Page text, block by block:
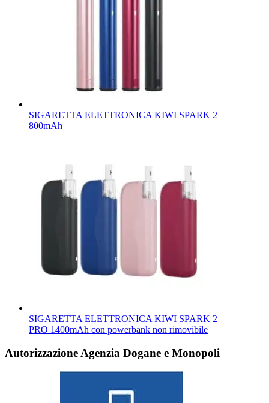
SIGARETTA ELETTRONICA KIWI SPARK 2
800mAh
SIGARETTA ELETTRONICA KIWI SPARK 2
PRO 1400mAh con powerbank non rimovibile
Autorizzazione Agenzia Dogane e Monopoli